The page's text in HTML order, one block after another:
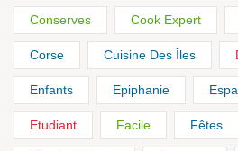
Conserves Cook Expert
Corse Cuisine Des Îles
Enfants Epiphanie
Etudiant Facile Fêtes